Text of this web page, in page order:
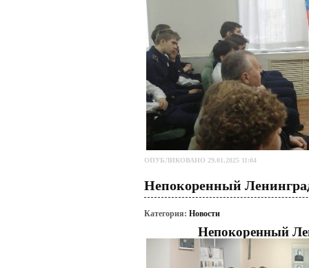
ОПУБЛИКОВАНО 29.01.2025 11:04
Непокоренный
Категория: Новости
Непокоренный